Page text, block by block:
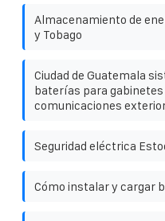
Almacenamiento de
y Tobago
Ciudad de Guatemala
baterías para
comunicaciones
Seguridad eléctrica
Cómo instalar y cargar